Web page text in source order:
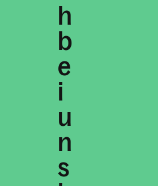
h
b
e
i
u
n
s